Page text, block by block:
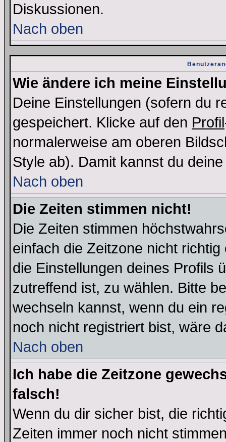
Diskussionen.
Nach oben
Wie ändere ich meine
Deine Einstellungen (sofern du
gespeichert. Klicke auf den Profil
normalerweise am oberen
Style ab). Damit kannst du
Nach oben
Die Zeiten stimmen nicht!
Die Zeiten stimmen
einfach die Zeitzone nicht
die Einstellungen deines Profils
zutreffend ist, zu wählen. Bitte
wechseln kannst, wenn du ein
noch nicht registriert bist, wäre
Nach oben
Ich habe die Zeitzone
falsch!
Wenn du dir sicher bist, die
Zeiten immer noch nicht